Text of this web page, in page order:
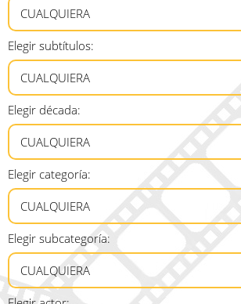
Elegir subtítulos:
Elegir década:
Elegir categoría:
Elegir subcategoría: